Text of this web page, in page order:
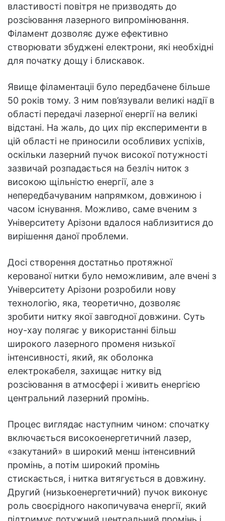
властивості повітря не призводять до
розсіювання лазерного випромінювання.
Філамент дозволяє дуже ефективно
створювати збуджені електрони, які необхідні
для початку дощу і блискавок.
Явище філаментаціі було передбачене більше
50 років тому. З ним пов’язували великі надії в
області передачі лазерної енергії на великі
відстані. На жаль, до цих пір експерименти в
цій області не приносили особливих успіхів,
оскільки лазерний пучок високої потужності
зазвичай розпадається на безліч ниток з
високою щільністю енергії, але з
непередбачуваним напрямком, довжиною і
часом існування. Можливо, саме вченим з
Університету Арізони вдалося наблизитися до
вирішення даної проблеми.
Досі створення достатньо протяжної
керованої нитки було неможливим, але вчені з
Університету Арізони розробили нову
технологію, яка, теоретично, дозволяє
зробити нитку якої завгодної довжини. Суть
ноу-хау полягає у використанні більш
широкого лазерного променя низької
інтенсивності, який, як оболонка
електрокабеля, захищає нитку від
розсіювання в атмосфері і живить енергією
центральний лазерний промінь.
Процес виглядає наступним чином: спочатку
включається високоенергетичний лазер,
«закутаний» в широкий менш інтенсивний
промінь, а потім широкий промінь
стискається, і нитка витягується в довжину.
Другий (низькоенергетичний) пучок виконує
роль своєрідного накопичувача енергії, який